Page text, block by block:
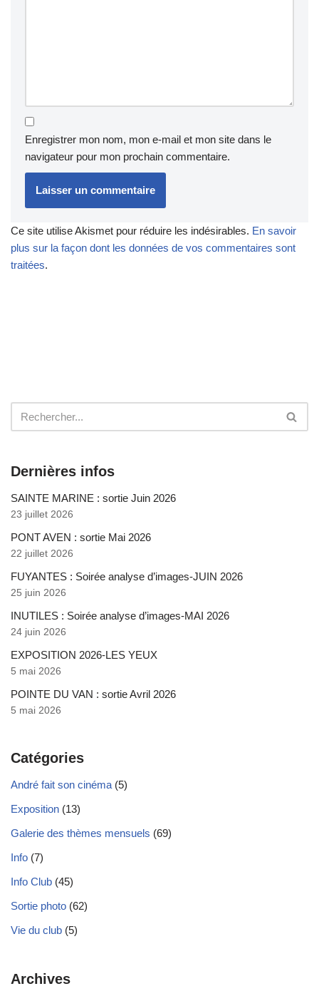
Enregistrer mon nom, mon e-mail et mon site dans le
navigateur pour mon prochain commentaire.
Ce site utilise Akismet pour réduire les indésirables. En savoir
plus sur la façon dont les données de vos commentaires sont
traitées.
Dernières infos
SAINTE MARINE : sortie Juin 2026
23 juillet 2026
PONT AVEN : sortie Mai 2026
22 juillet 2026
FUYANTES : Soirée analyse d’images-JUIN 2026
25 juin 2026
INUTILES : Soirée analyse d’images-MAI 2026
24 juin 2026
EXPOSITION 2026-LES YEUX
5 mai 2026
POINTE DU VAN : sortie Avril 2026
5 mai 2026
Catégories
André fait son cinéma (5)
Exposition (13)
Galerie des thèmes mensuels (69)
Info (7)
Info Club (45)
Sortie photo (62)
Vie du club (5)
Archives